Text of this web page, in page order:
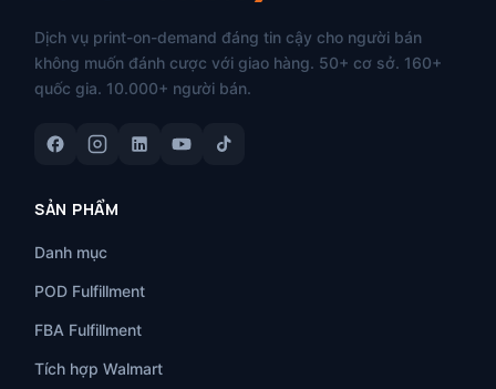
Dịch vụ print-on-demand đáng tin cậy cho người bán
không muốn đánh cược với giao hàng. 50+ cơ sở. 160+
quốc gia. 10.000+ người bán.
SẢN PHẨM
Danh mục
POD Fulfillment
FBA Fulfillment
Tích hợp Walmart